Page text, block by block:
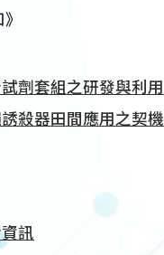
劑套組之研發與利用
殺器田間應用之契機
訊